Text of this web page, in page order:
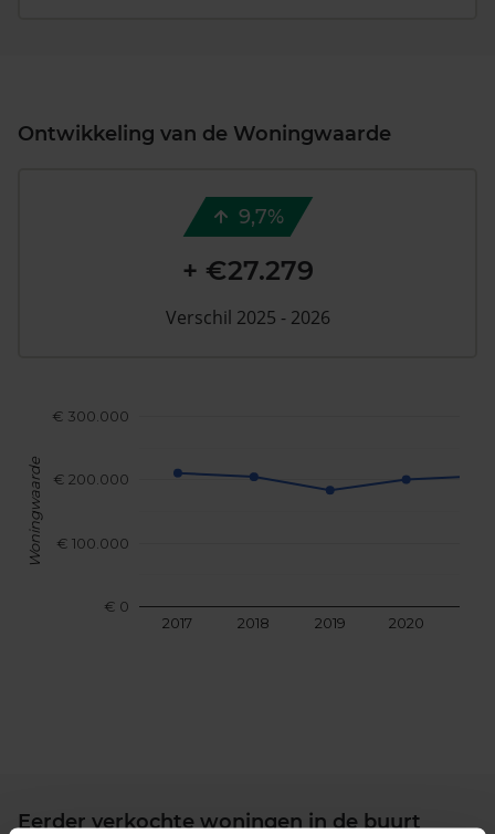
Ontwikkeling van de Woningwaarde
2017 2018 2019 2020
€ 0
€ 100.000
€ 200.000
€ 300.000
Woningwaarde
9,7%
+ €27.279
Verschil 2025 - 2026
Eerder verkochte woningen in de buurt